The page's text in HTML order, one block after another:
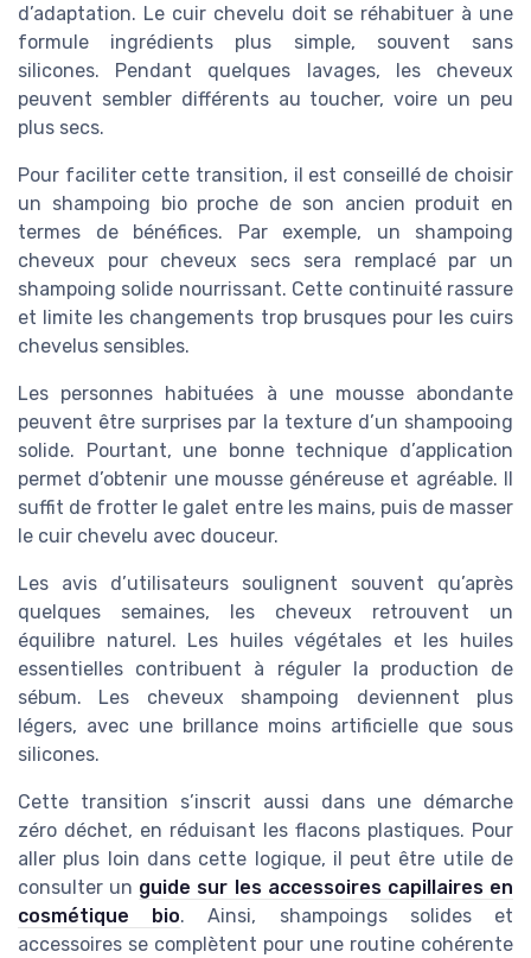
d’adaptation. Le cuir chevelu doit se réhabituer à une
formule ingrédients plus simple, souvent sans
silicones. Pendant quelques lavages, les cheveux
peuvent sembler différents au toucher, voire un peu
plus secs.
Pour faciliter cette transition, il est conseillé de choisir
un shampoing bio proche de son ancien produit en
termes de bénéfices. Par exemple, un shampoing
cheveux pour cheveux secs sera remplacé par un
shampoing solide nourrissant. Cette continuité rassure
et limite les changements trop brusques pour les cuirs
chevelus sensibles.
Les personnes habituées à une mousse abondante
peuvent être surprises par la texture d’un shampooing
solide. Pourtant, une bonne technique d’application
permet d’obtenir une mousse généreuse et agréable. Il
suffit de frotter le galet entre les mains, puis de masser
le cuir chevelu avec douceur.
Les avis d’utilisateurs soulignent souvent qu’après
quelques semaines, les cheveux retrouvent un
équilibre naturel. Les huiles végétales et les huiles
essentielles contribuent à réguler la production de
sébum. Les cheveux shampoing deviennent plus
légers, avec une brillance moins artificielle que sous
silicones.
Cette transition s’inscrit aussi dans une démarche
zéro déchet, en réduisant les flacons plastiques. Pour
aller plus loin dans cette logique, il peut être utile de
consulter un guide sur les accessoires capillaires en
cosmétique bio. Ainsi, shampoings solides et
accessoires se complètent pour une routine cohérente